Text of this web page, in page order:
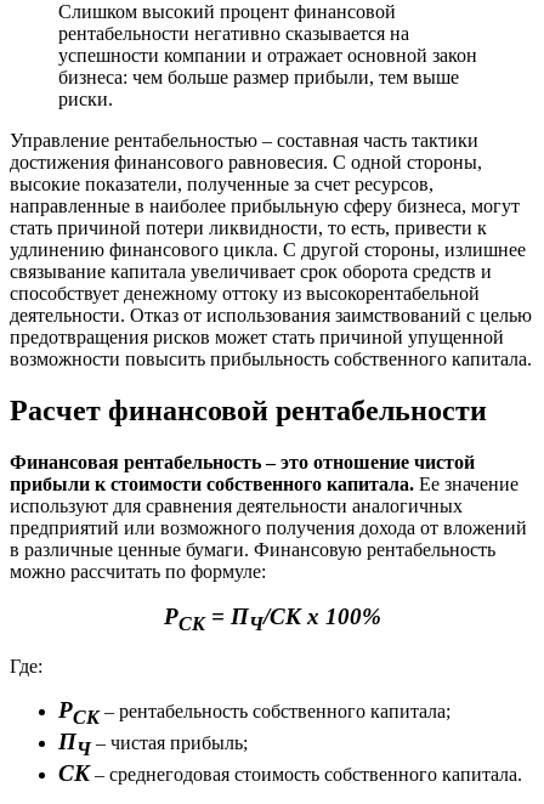
Слишком высокий процент финансовой
рентабельности негативно сказывается на
успешности компании и отражает основной закон
бизнеса: чем больше размер прибыли, тем выше
риски.
Управление рентабельностью – составная часть тактики
достижения финансового равновесия. С одной стороны,
высокие показатели, полученные за счет ресурсов,
направленные в наиболее прибыльную сферу бизнеса, могут
стать причиной потери ликвидности, то есть, привести к
удлинению финансового цикла. С другой стороны, излишнее
связывание капитала увеличивает срок оборота средств и
способствует денежному оттоку из высокорентабельной
деятельности. Отказ от использования заимствований с целью
предотвращения рисков может стать причиной упущенной
возможности повысить прибыльность собственного капитала.
Расчет финансовой рентабельности
Финансовая рентабельность – это отношение чистой
прибыли к стоимости собственного капитала. Ее значение
используют для сравнения деятельности аналогичных
предприятий или возможного получения дохода от вложений
в различные ценные бумаги. Финансовую рентабельность
можно рассчитать по формуле:
РСК= ПЧ/СК х 100%
Где:
РСК– рентабельность собственного капитала;
ПЧ– чистая прибыль;
СК – среднегодовая стоимость собственного капитала.